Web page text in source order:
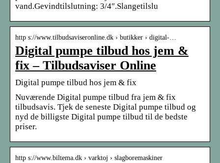
vand.Gevindtilslutning: 3/4″.Slangetilslu
http s://www.tilbudsaviseronline.dk › butikker › digital-…
Digital pumpe tilbud hos jem &
fix – Tilbudsaviser Online
Digital pumpe tilbud hos jem & fix
Nuværende Digital pumpe tilbud fra jem & fix
tilbudsavis. Tjek de seneste Digital pumpe tilbud og
nyd de billigste Digital pumpe tilbud til de bedste
priser.
http s://www.biltema.dk › varktoj › slagboremaskiner